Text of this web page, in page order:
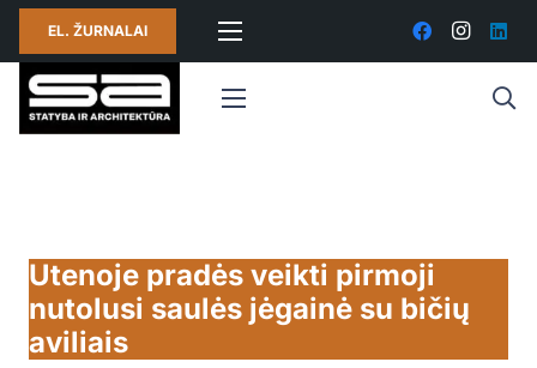
EL. ŽURNALAI
Utenoje pradės veikti pirmoji
nutolusi saulės jėgainė su bičių
aviliais